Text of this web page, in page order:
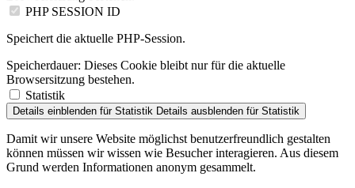
Browsersitzung bestehen.
Statistik
Details einblenden
Damit wir unsere Website möglichst benutzerfreundlich gestalten
können müssen wir wissen wie Besucher interagieren. Aus diesem
Grund werden Informationen anonym gesammelt.